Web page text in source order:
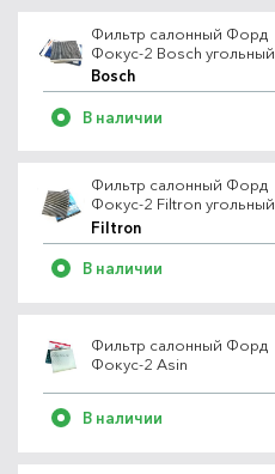
Фильтр салонный Форд
Фокус-2 Bosch угольный
Bosch
В наличии
Фильтр салонный Форд
Фокус-2 Filtron угольный
Filtron
В наличии
Фильтр салонный Форд
Фокус-2 Asin
В наличии